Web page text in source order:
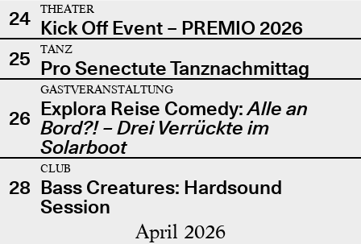
24
THEATER
Kick Off Event – PREMIO 2026
25
TANZ
Pro Senectute Tanznachmittag
26
GASTVERANSTALTUNG
Explora Reise Comedy:Alle an
Bord?! – Drei Verrückte im
Solarboot
28
CLUB
Bass Creatures: Hardsound
Session
April 2026